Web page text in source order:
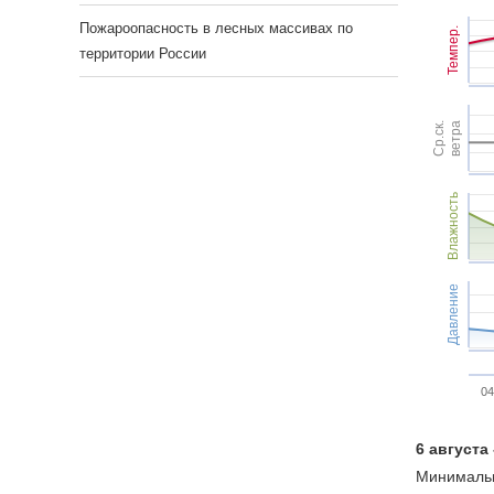
Темпер.
Ср.ск.ветра
Влажность
Давление
6
Пожароопасность в лесных массивах по
территории России